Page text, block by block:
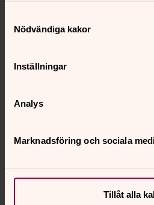
Nödvändiga kakor
Inställningar
Analys
Marknadsföring och sociala
Tillåt alla
Församlingspedagog,
Direkt:
Senast ändrad 23 juli 2026